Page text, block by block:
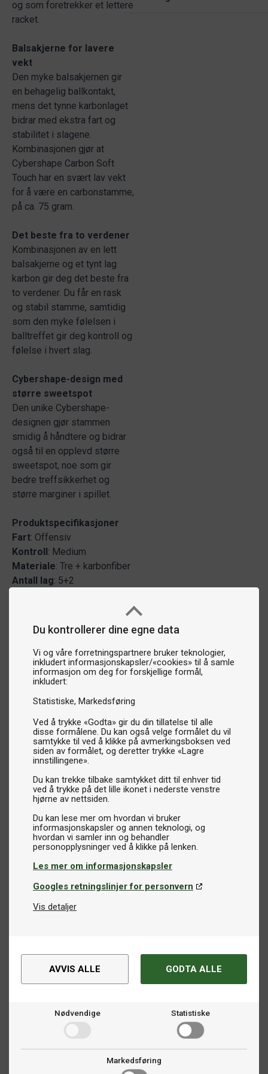
Du kontrollerer dine egne data
Vi og våre forretningspartnere bruker teknologier,
inkludert informasjonskapsler/«cookies» til å samle
informasjon om deg for forskjellige formål,
inkludert:
Statistiske Markedsføring
Ved å trykke «Godta» gir du din tillatelse til alle
disse formålene. Du kan også velge formålet du vil
samtykke til ved å klikke på avmerkingsboksen ved
siden av formålet, og deretter trykke «Lagre
innstillingene».
Du kan trekke tilbake samtykket ditt til enhver tid
ved å trykke på det lille ikonet i nederste venstre
hjørne av nettsiden.
Du kan lese mer om hvordan vi bruker
informasjonskapsler og annen teknologi, og
hvordan vi samler inn og behandler
Les mer om informasjonskapsler
Googles retningslinjer for personvern
Vis detaljer
AVVIS ALLE GODTA ALLE
Nødvendige Statistiske
Markedsføring
og som foretrekker et lettere
racket.
Balsakjerne for lavere
vekt
Den myke balsakjernen gir
en behagelig ballkontakt,
mens det tynne karbonlaget
bidrar med ekstra fart og
stabilitet i slagene.
Kombinasjonen gjør at
Cybershape Carbon Soft
Touch har en svært lav vekt
for å være en carbonstamme,
på ca. 75 gram.
Det beste fra to verdener
Kombinasjonen av en lett
balsakjerne og et tynt lag
karbon gir deg det beste fra
to verdener. Du får en rask
og stabil stamme, samtidig
som den myke følelsen i
balltreffet gir deg kontroll og
følelse i hvert slag.
Cybershape-design med
større sweetspot
Den unike Cybershape-
designen gjør stammen
smidig å håndtere og bidrar
også til en opplevd større
sweetspot, noe som gir
bedre treffsikkerhet og
større marginer i spillet.
Produktspecifikasjoner
Fart: Offensiv
Kontroll: Medium
Materiale: Tre + karbonfiber
Antall lag: 5+2